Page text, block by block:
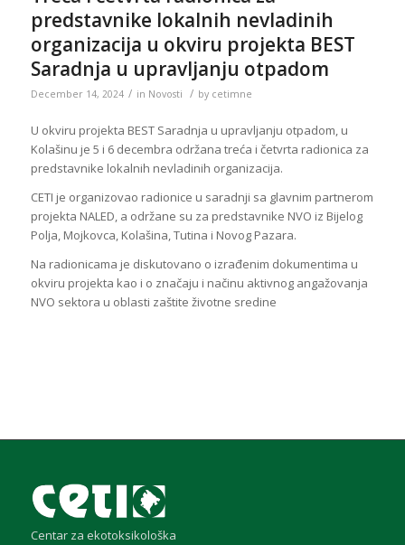
predstavnike lokalnih nevladinih
organizacija u okviru projekta BEST
Saradnja u upravljanju otpadom
December 14, 2024 / in Novosti / by cetimne
U okviru projekta BEST Saradnja u upravljanju otpadom, u
Kolašinu je 5 i 6 decembra održana treća i četvrta radionica za
predstavnike lokalnih nevladinih organizacija.
CETI je organizovao radionice u saradnji sa glavnim partnerom
projekta NALED, a održane su za predstavnike NVO iz Bijelog
Polja, Mojkovca, Kolašina, Tutina i Novog Pazara.
Na radionicama je diskutovano o izrađenim dokumentima u
okviru projekta kao i o značaju i načinu aktivnog angažovanja
NVO sektora u oblasti zaštite životne sredine
Centar za ekotoksikološka